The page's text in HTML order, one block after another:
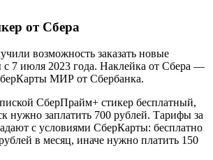
от Сбера
возможность заказать новые
с 7 июля 2023 года. Наклейка от Сбера —
МИР от Сбербанка.
СберПрайм+ стикер бесплатный,
нужно заплатить 700 рублей. Тарифы за
с условиями СберКарты: бесплатно
в месяц, иначе нужно платить 150